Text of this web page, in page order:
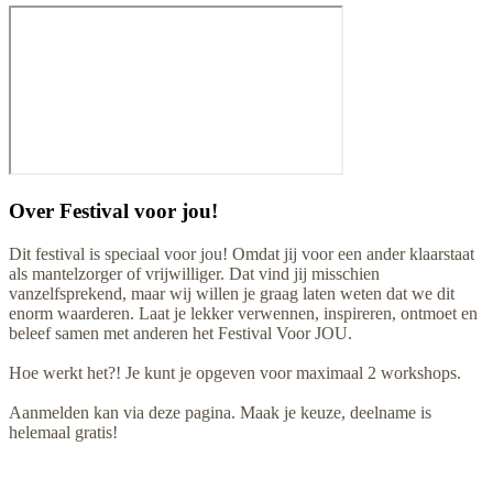
Over Festival voor jou!
Dit festival is speciaal voor jou! Omdat jij voor een ander klaarstaat
als mantelzorger of vrijwilliger. Dat vind jij misschien
vanzelfsprekend, maar wij willen je graag laten weten dat we dit
enorm waarderen. Laat je lekker verwennen, inspireren, ontmoet en
beleef samen met anderen het Festival Voor JOU.
Hoe werkt het?! Je kunt je opgeven voor maximaal 2 workshops.
Aanmelden kan via deze pagina. Maak je keuze, deelname is
helemaal gratis!